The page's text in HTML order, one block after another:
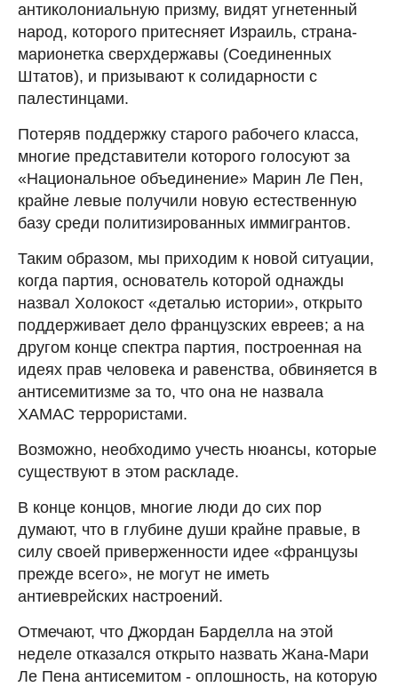
антиколониальную призму, видят угнетенный
народ, которого притесняет Израиль, страна-
марионетка сверхдержавы (Соединенных
Штатов), и призывают к солидарности с
палестинцами.
Потеряв поддержку старого рабочего класса,
многие представители которого голосуют за
«Национальное объединение» Марин Ле Пен,
крайне левые получили новую естественную
базу среди политизированных иммигрантов.
Таким образом, мы приходим к новой ситуации,
когда партия, основатель которой однажды
назвал Холокост «деталью истории», открыто
поддерживает дело французских евреев; а на
другом конце спектра партия, построенная на
идеях прав человека и равенства, обвиняется в
антисемитизме за то, что она не назвала
ХАМАС террористами.
Возможно, необходимо учесть нюансы, которые
существуют в этом раскладе.
В конце концов, многие люди до сих пор
думают, что в глубине души крайне правые, в
силу своей приверженности идее «французы
прежде всего», не могут не иметь
антиеврейских настроений.
Отмечают, что Джордан Барделла на этой
неделе отказался открыто назвать Жана-Мари
Ле Пена антисемитом - оплошность, на которую